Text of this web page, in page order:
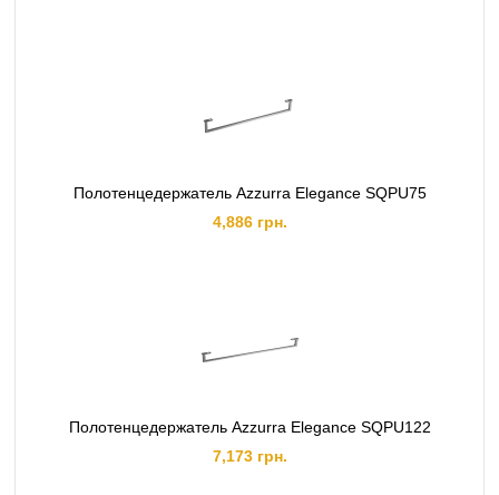
Полотенцедержатель Azzurra Elegance SQPU75
4,886 грн.
Полотенцедержатель Azzurra Elegance SQPU122
7,173 грн.